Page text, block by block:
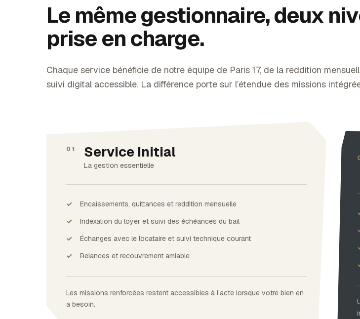
Le même gestionnaire, deux
prise en charge.
Chaque service bénéficie de notre équipe de Paris 17, de la reddition
suivi digital accessible. La différence porte sur l’étendue des missions
01 Service Initial
La gestion essentielle
Encaissements, quittances et reddition mensuelle
Indexation du loyer et suivi des échéances du bail
Échanges avec le locataire et suivi technique courant
Relances et recouvrement amiable
Les missions renforcées restent accessibles à l’acte lorsque votre bien en
a besoin.